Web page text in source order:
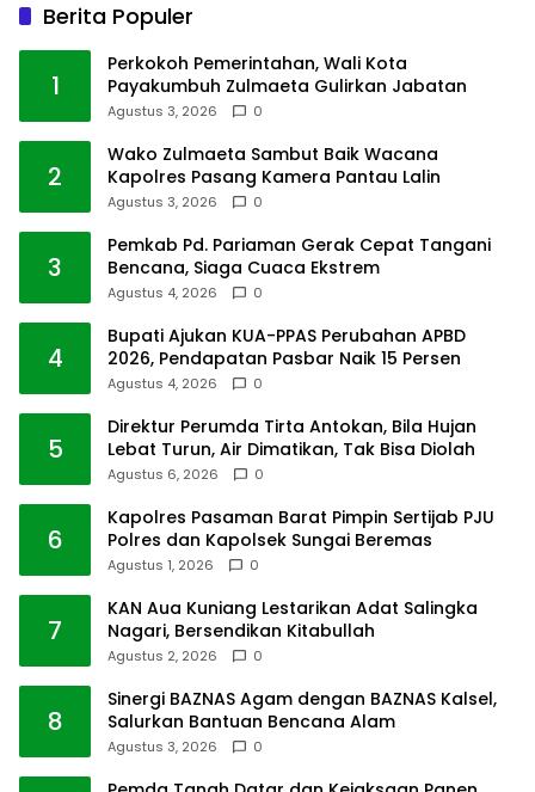
Berita Populer
1
Perkokoh Pemerintahan, Wali Kota
Payakumbuh Zulmaeta Gulirkan Jabatan
Agustus 3, 2026 0
2
Wako Zulmaeta Sambut Baik Wacana
Kapolres Pasang Kamera Pantau Lalin
Agustus 3, 2026 0
3
Pemkab Pd. Pariaman Gerak Cepat Tangani
Bencana, Siaga Cuaca Ekstrem
Agustus 4, 2026 0
4
Bupati Ajukan KUA-PPAS Perubahan APBD
2026, Pendapatan Pasbar Naik 15 Persen
Agustus 4, 2026 0
5
Direktur Perumda Tirta Antokan, Bila Hujan
Lebat Turun, Air Dimatikan, Tak Bisa Diolah
Agustus 6, 2026 0
6
Kapolres Pasaman Barat Pimpin Sertijab PJU
Polres dan Kapolsek Sungai Beremas
Agustus 1, 2026 0
7
KAN Aua Kuniang Lestarikan Adat Salingka
Nagari, Bersendikan Kitabullah
Agustus 2, 2026 0
8
Sinergi BAZNAS Agam dengan BAZNAS Kalsel,
Salurkan Bantuan Bencana Alam
Agustus 3, 2026 0